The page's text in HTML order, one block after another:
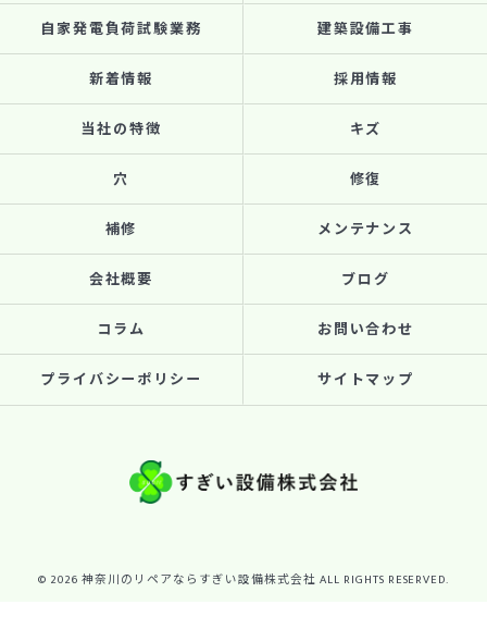
自家発電負荷試験業務 建築設備工事
新着情報 採用情報
当社の特徴 キズ
穴 修復
補修 メンテナンス
会社概要 ブログ
コラム お問い合わせ
プライバシーポリシー サイトマップ
© 2026 神奈川のリペアならすぎい設備株式会社 ALL RIGHTS RESERVED.